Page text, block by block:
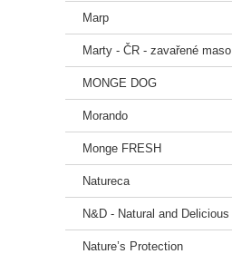
Marp
Marty - ČR - zavařené maso
MONGE DOG
Morando
Monge FRESH
Natureca
N&D - Natural and Delicious
Nature’s Protection